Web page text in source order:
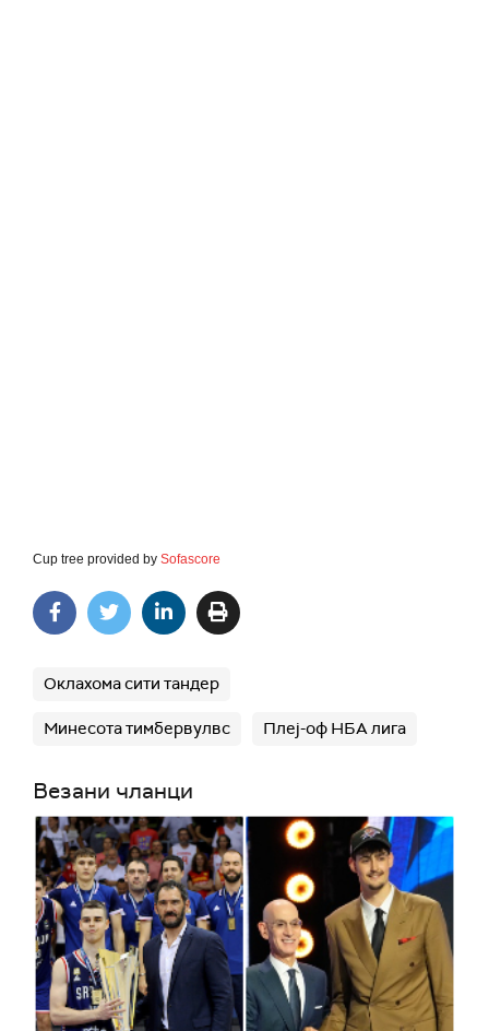
Cup tree provided by Sofascore
Оклахома сити тандер
Минесота тимбервулвс Плеј-оф НБА лига
Везани чланци